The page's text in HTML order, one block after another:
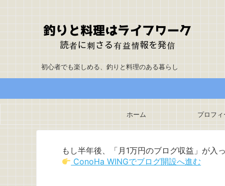
初心者でも楽しめる、釣りと料理のある暮らし
ホーム プロフィ
もし半年後、「月1万円のブログ収益」が入
ConoHa WINGでブログ開設へ進む